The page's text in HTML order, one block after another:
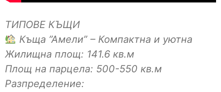
ТИПОВЕ КЪЩИ
Къща ”Амели” – Компактна и уютна
Жилищна площ: 141.6 кв.м
Площ на парцела: 500-550 кв.м
Разпределение: